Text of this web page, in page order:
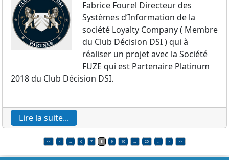
Fabrice Fourel Directeur des
Systèmes d’Information de la
société Loyalty Company ( Membre
du Club Décision DSI ) qui à
réaliser un projet avec la Société
FUZE qui est Partenaire Platinum
2018 du Club Décision DSI.
Lire la suite...
<< < … 6 7 8 9 10 … 20 … > >>